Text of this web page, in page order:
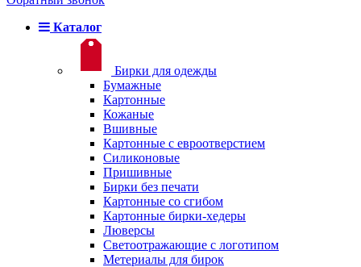
Каталог
Бирки для одежды
Бумажные
Картонные
Кожаные
Вшивные
Картонные с евроотверстием
Силиконовые
Пришивные
Бирки без печати
Картонные со сгибом
Картонные бирки-хедеры
Люверсы
Светоотражающие с логотипом
Метериалы для бирок